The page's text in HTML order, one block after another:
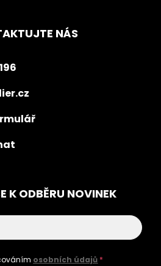
NÁS
K ODBĚRU NOVINEK
osobních údajů *